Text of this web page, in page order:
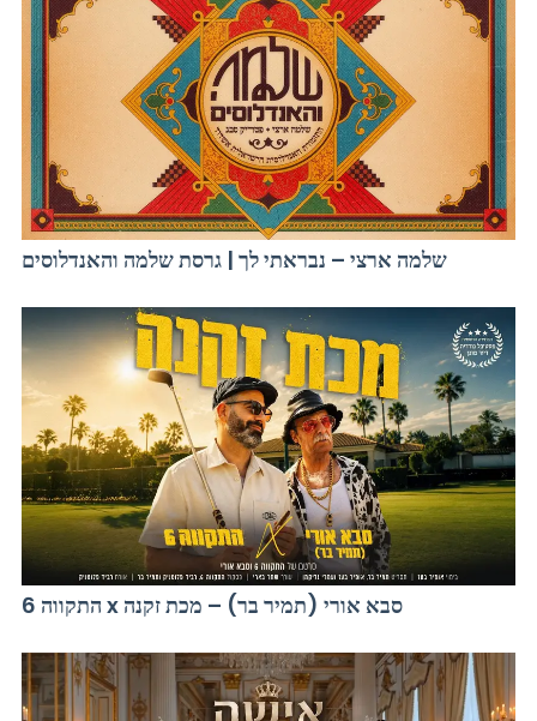
שלמה ארצי – נבראתי לך | גרסת שלמה והאנדלוסים
התקווה 6 x סבא אורי (תמיר בר) – מכת זקנה